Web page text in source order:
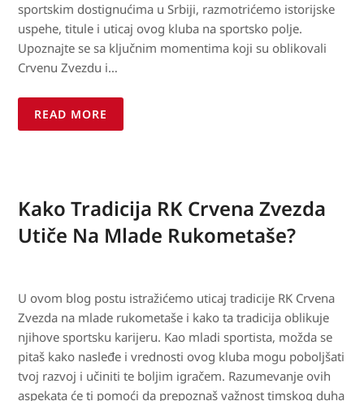
sportskim dostignućima u Srbiji, razmotrićemo istorijske
uspehe, titule i uticaj ovog kluba na sportsko polje.
Upoznajte se sa ključnim momentima koji su oblikovali
Crvenu Zvezdu i…
READ MORE
Kako Tradicija RK Crvena Zvezda
Utiče Na Mlade Rukometaše?
U ovom blog postu istražićemo uticaj tradicije RK Crvena
Zvezda na mlade rukometaše i kako ta tradicija oblikuje
njihove sportsku karijeru. Kao mladi sportista, možda se
pitaš kako nasleđe i vrednosti ovog kluba mogu poboljšati
tvoj razvoj i učiniti te boljim igračem. Razumevanje ovih
aspekata će ti pomoći da prepoznaš važnost timskog duha